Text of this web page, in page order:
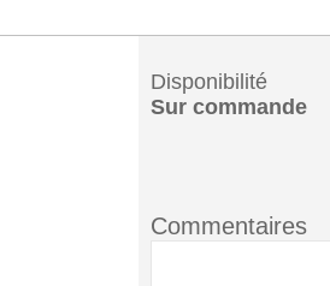
Disponibilité
Sur commande
Commentaires